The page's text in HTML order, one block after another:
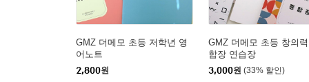
GMZ 더메모 초등 저학년 영
어노트
2,800원
GMZ 더메모 초등 창의
합장 연습장
3,000원 (33% 할인)